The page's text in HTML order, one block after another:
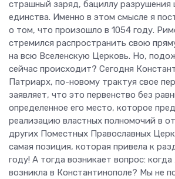
страшный заряд, бациллу разрушения
единства. Именно в этом смысле я
о том, что произошло в 1054 году.
стремился распространить свою
на всю Вселенскую Церковь. Но,
сейчас происходит? Сегодня
Патриарх, по-новому трактуя свое
заявляет, что это первенство без
определенное его место, которое
реализацию властных полномочий в
других Поместных Православных
самая позиция, которая привела к
году! А тогда возникает вопрос:
возникла в Константинополе? Мы не